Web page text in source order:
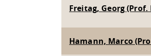
Freitag, Georg (Prof.
Hamann, Marco